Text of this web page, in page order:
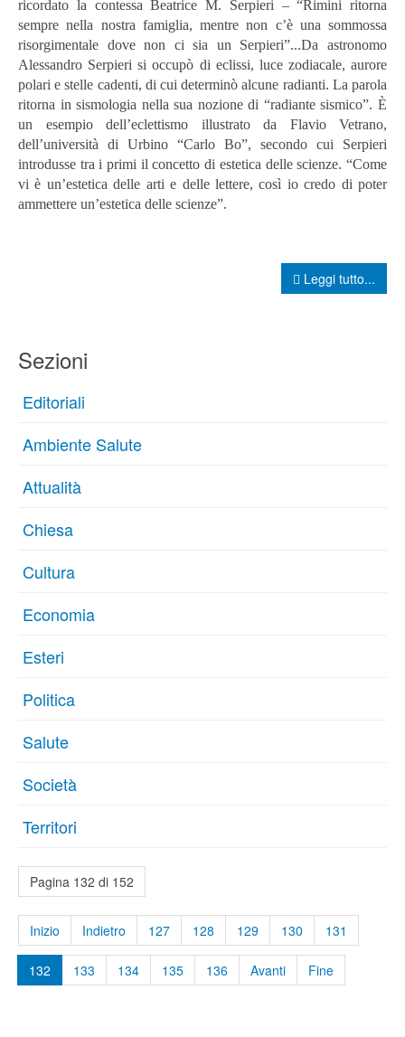
ricordato la contessa Beatrice M. Serpieri – “Rimini ritorna
sempre nella nostra famiglia, mentre non c’è una sommossa
risorgimentale dove non ci sia un Serpieri”...Da astronomo
Alessandro Serpieri si occupò di eclissi, luce zodiacale, aurore
polari e stelle cadenti, di cui determinò alcune radianti. La parola
ritorna in sismologia nella sua nozione di “radiante sismico”. È
un esempio dell’eclettismo illustrato da Flavio Vetrano,
dell’università di Urbino “Carlo Bo”, secondo cui Serpieri
introdusse tra i primi il concetto di estetica delle scienze. “Come
vi è un’estetica delle arti e delle lettere, così io credo di poter
ammettere un’estetica delle scienze”.
Leggi tutto...
Sezioni
Editoriali
Ambiente Salute
Attualità
Chiesa
Cultura
Economia
Esteri
Politica
Salute
Società
Territori
Pagina 132 di 152
Inizio Indietro 127 128 129 130 131
132 133 134 135 136 Avanti Fine